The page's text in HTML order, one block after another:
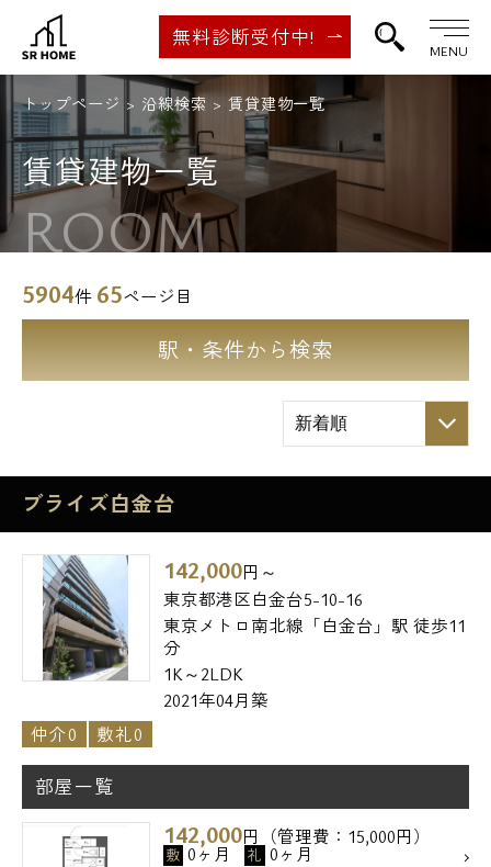
無料診断受付中!
MENU
トップページ 沿線検索 賃貸建物一覧
賃貸建物一覧
ROOM
5904件 65ページ目
駅・条件から検索
ブライズ白金台
142,000円～
東京都港区白金台5-10-16
東京メトロ南北線「白金台」駅 徒歩11
分
1K～2LDK
2021年04月築
仲介0
敷礼0
部屋一覧
142,000円（管理費：15,000円）
敷 0ヶ月 礼 0ヶ月